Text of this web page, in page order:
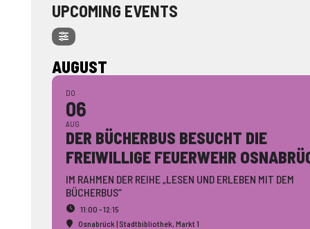
UPCOMING EVENTS
AUGUST
DO
06
AUG
DER BÜCHERBUS BESUCHT DIE
FREIWILLIGE FEUERWEHR
IM RAHMEN DER REIHE „LESEN UND ERLEBEN MIT DEM
BÜCHERBUS“
11:00 - 12:15
Osnabrück | Stadtbibliothek, Markt 1